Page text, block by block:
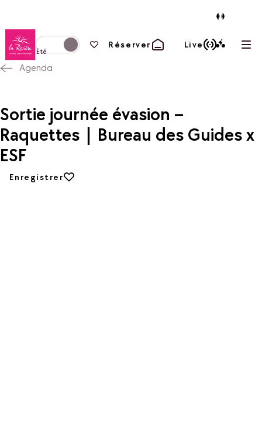
Retour à la page d'accueil
Basculer l'affichage en mode hiver
Eté
Vos favoris
Réserver Live
Agenda
Sortie journée évasion –
Raquettes | Bureau des Guides x
ESF
Enregistrer
aux favoris